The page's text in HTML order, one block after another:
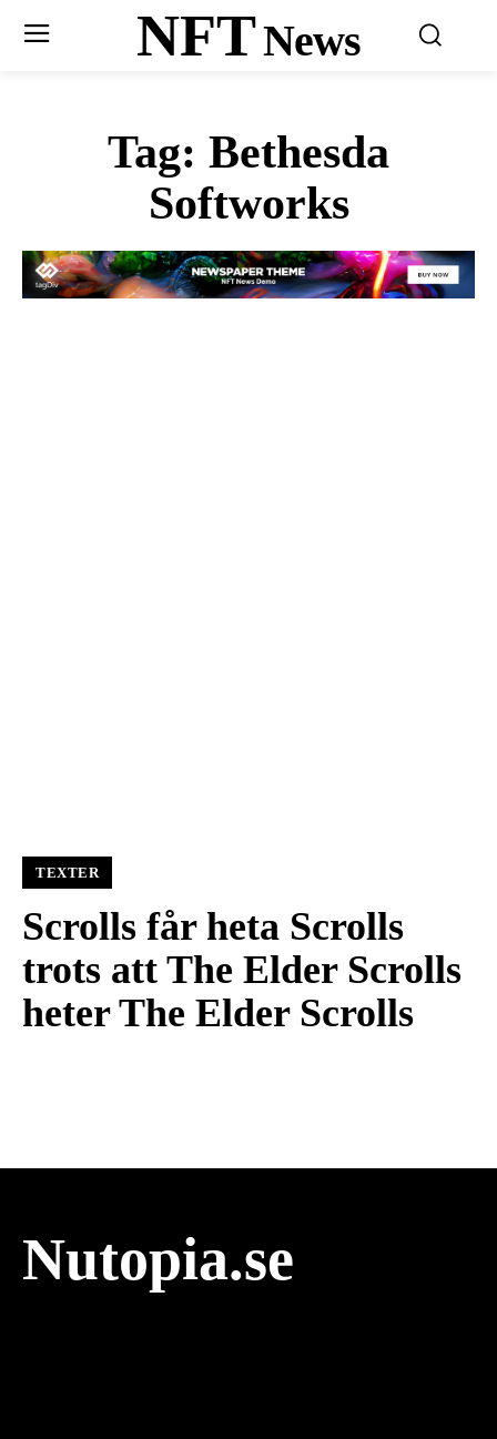
NFTNews
Tag: Bethesda
Softworks
TEXTER
Scrolls får heta Scrolls
trots att The Elder Scrolls
heter The Elder Scrolls
Nutopia.se